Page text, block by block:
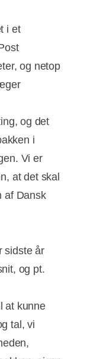
i et
og netop
og det
i
Vi er
at det skal
af Dansk
sidste år
og pt.
at kunne
tal, vi